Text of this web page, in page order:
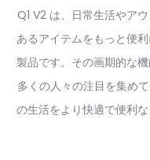
Q1 V2 は、日常生活やア
あるアイテムをもっと便
製品です。その画期的な
多くの人々の注目を集め
の生活をより快適で便利